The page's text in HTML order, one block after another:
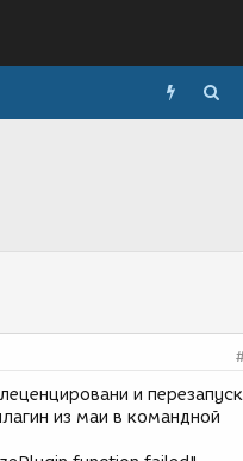
и
из маи в командной